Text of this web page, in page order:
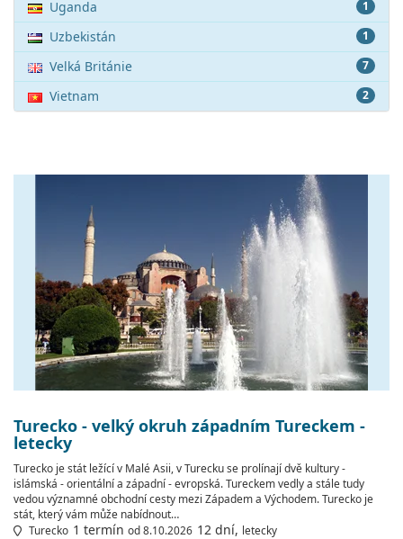
1
Uganda
1
Uzbekistán
7
Velká Británie
2
Vietnam
Turecko - velký okruh západním Tureckem -
letecky
Turecko je stát ležící v Malé Asii, v Turecku se prolínají dvě kultury -
islámská - orientální a západní - evropská. Tureckem vedly a stále tudy
vedou významné obchodní cesty mezi Západem a Východem. Turecko je
stát, který vám může nabídnout…
Turecko 1 termín od 8.10.2026 12 dní, letecky